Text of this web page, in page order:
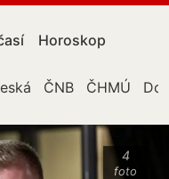
Horoskop
ČNB ČHMÚ
4
foto